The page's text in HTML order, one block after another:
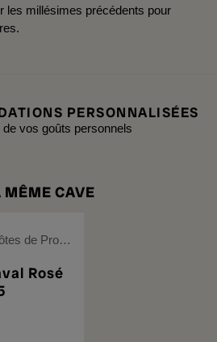
les millésimes précédents pour
PERSONNALISÉES
de vos goûts personnels
MÊME CAVE
de Provence
Rosé